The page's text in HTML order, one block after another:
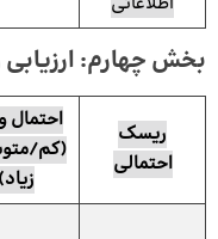
بخش چهارم:
ریسک
احتمالی
احتمال
(کم/
زیاد)